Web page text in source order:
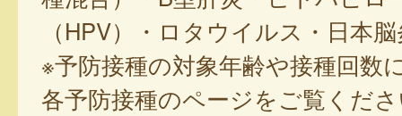
（HPV）・ロタウイルス・日本
※予防接種の対象年齢や接種回数
各予防接種のページをご覧くだ